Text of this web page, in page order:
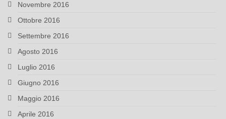
Novembre 2016
Ottobre 2016
Settembre 2016
Agosto 2016
Luglio 2016
Giugno 2016
Maggio 2016
Aprile 2016